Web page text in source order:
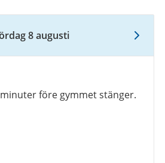
8 augusti
före gymmet stänger.